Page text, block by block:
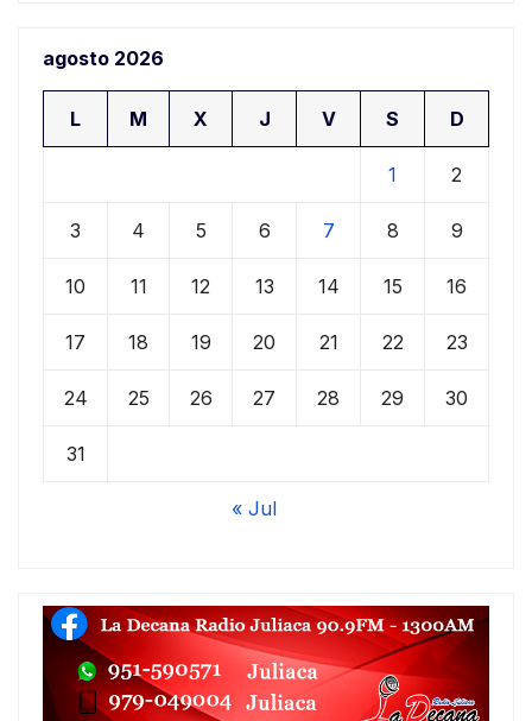
agosto 2026
L M X J V S D
1 2
3 4 5 6 7 8 9
10 11 12 13 14 15 16
17 18 19 20 21 22 23
24 25 26 27 28 29 30
31
« Jul